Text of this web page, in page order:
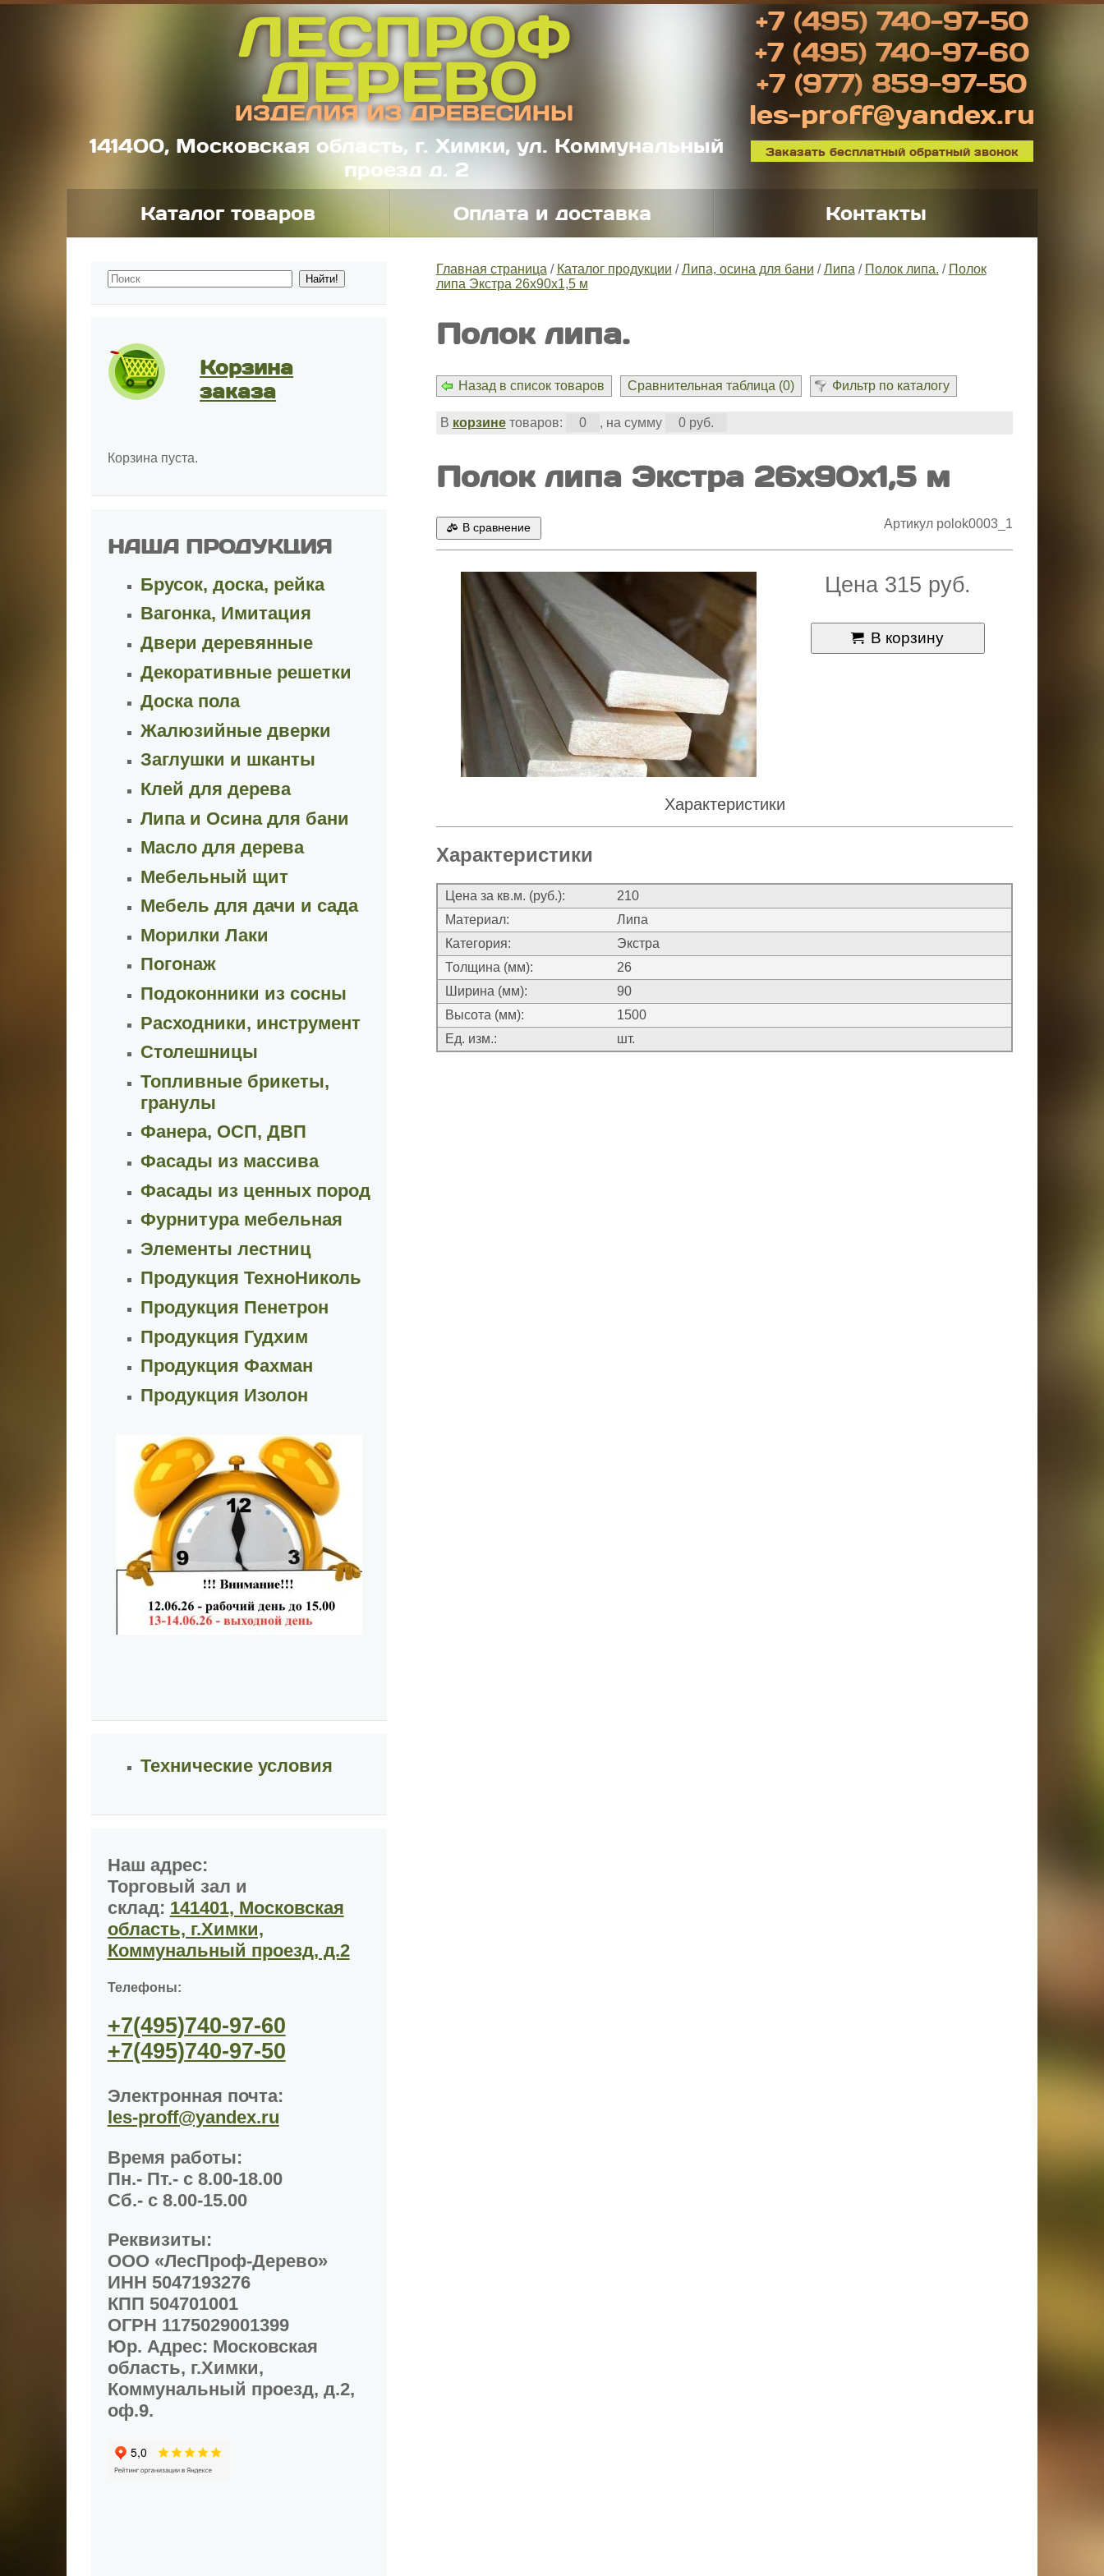
141400, Московская область, г. Химки, ул. Коммунальный
проезд д. 2
+7 (495) 740-97-50
+7 (495) 740-97-60
+7 (977) 859-97-50
les-proff@yandex.ru
Заказать бесплатный обратный звонок
Каталог товаров Оплата и доставка Контакты
Главная страница / Каталог продукции /Липа, осина для бани /Липа / Полок липа. / Полок
липа Экстра 26х90х1,5 м
Полок липа.
Назад в список товаров Сравнительная таблица (0) Фильтр по каталогу
В корзинетоваров: 0 , на сумму 0 руб.
Полок липа Экстра 26х90х1,5 м
В сравнение Артикул polok0003_1
Цена 315 руб.
В корзину
Характеристики
Характеристики
Цена за кв.м. (руб.):
210
Материал:
Липа
Категория:
Экстра
Толщина (мм):
26
Ширина (мм):
90
Высота (мм):
1500
Ед. изм.:
шт.
Корзина
заказа
Корзина пуста.
НАША ПРОДУКЦИЯ
Брусок, доска, рейка
Вагонка, Имитация
Двери деревянные
Декоративные решетки
Доска пола
Жалюзийные дверки
Заглушки и шканты
Клей для дерева
Липа и Осина для бани
Масло для дерева
Мебельный щит
Мебель для дачи и сада
Морилки Лаки
Погонаж
Подоконники из сосны
Расходники, инструмент
Столешницы
Топливные брикеты,
гранулы
Фанера, ОСП, ДВП
Фасады из массива
Фасады из ценных пород
Фурнитура мебельная
Элементы лестниц
Продукция ТехноНиколь
Продукция Пенетрон
Продукция Гудхим
Продукция Фахман
Продукция Изолон
Технические условия
Наш адрес:
Торговый зал и
склад: 141401, Московская
область, г.Химки,
Коммунальный проезд, д.2
Телефоны:
+7(495)740-97-60
+7(495)740-97-50
Электронная почта:
les-proff@yandex.ru
Время работы:
Пн.- Пт.- с 8.00-18.00
Сб.- с 8.00-15.00
Реквизиты:
ООО «ЛесПроф-Дерево»
ИНН 5047193276
КПП 504701001
ОГРН 1175029001399
Юр. Адрес: Московская
область, г.Химки,
Коммунальный проезд, д.2,
оф.9.